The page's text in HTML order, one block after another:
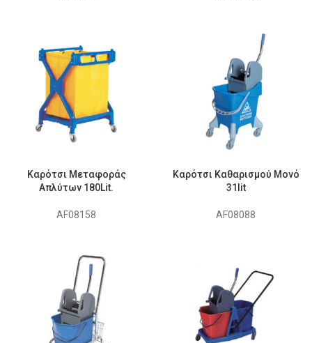
Καρότσι Μεταφοράς
Απλύτων 180Lit.
AF08158
Καρότσι Καθαρισμού Μονό
31lit
AF08088